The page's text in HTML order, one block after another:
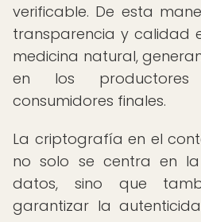
verificable. De esta
transparencia y calidad
medicina natural,
en los
consumidores finales.
La criptografía en el
no solo se centra en
datos, sino que
garantizar la